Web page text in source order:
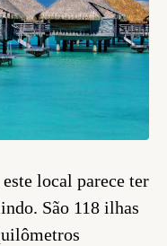
local parece ter
São 118 ilhas